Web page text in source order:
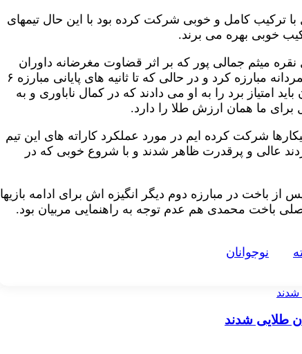
ترکیب کامل و خوبی شرکت کرده بود با این حال تیمهای
خوبی بهره می برند.
میثم جمالی پور که بر اثر قضاوت مغرضانه داوران
بدست آمد، گفت: جمالی پور بسیار جنگنده و جوانمردانه مبارزه کرد و در حالی که تا ثانیه های پایانی مبارزه ۶
امتیاز برد را به او می دادند که در کمال ناباوری و به
ما همان ارزش طلا را دارد.
شرکت کرده ایم در مورد عملکرد کاراته های این تیم
عالی و پرقدرت ظاهر شدند و با شروع خوبی که در
باخت در مبارزه دوم دیگر انگیزه اش برای ادامه بازیها
باخت محمدی هم عدم توجه به راهنمایی مربیان بود.
نوجوانان
شدند
طلایی شدند